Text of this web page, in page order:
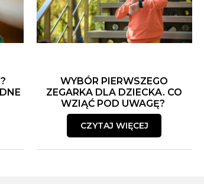
WYBÓR PIERWSZEGO
ZEGARKA DLA DZIECKA. CO
WZIĄĆ POD UWAGĘ?
CZYTAJ WIĘCEJ